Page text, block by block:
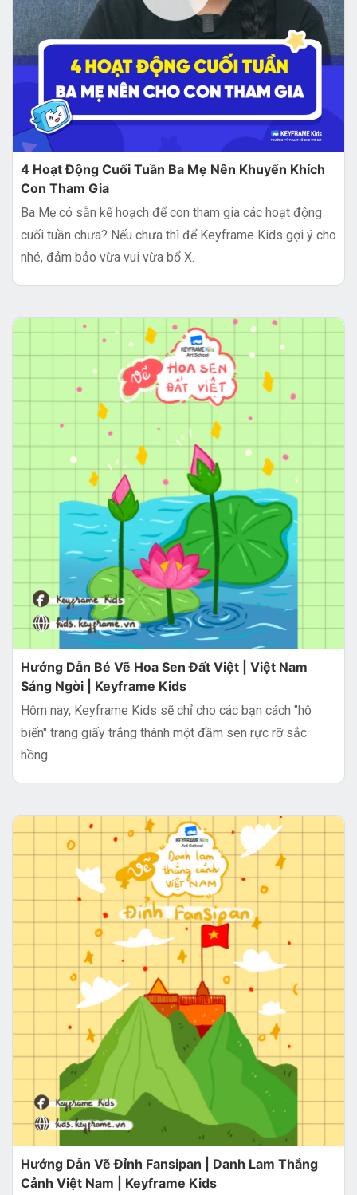
4 Hoạt Động Cuối Tuần Ba Mẹ Nên Khuyến Khích
Con Tham Gia
Ba Mẹ có sẵn kế hoạch để con tham gia các hoạt động
cuối tuần chưa? Nếu chưa thì để Keyframe Kids gợi ý cho
nhé, đảm bảo vừa vui vừa bổ X.
Hướng Dẫn Bé Vẽ Hoa Sen Đất Việt | Việt Nam
Sáng Ngời | Keyframe Kids
Hôm nay, Keyframe Kids sẽ chỉ cho các bạn cách "hô
biến" trang giấy trắng thành một đầm sen rực rỡ sắc
hồng
Hướng Dẫn Vẽ Đỉnh Fansipan | Danh Lam Thắng
Cảnh Việt Nam | Keyframe Kids